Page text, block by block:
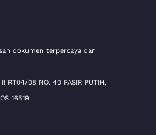
dokumen terpercaya dan
RT04/08 NO. 40 PASIR PUTIH,
16519